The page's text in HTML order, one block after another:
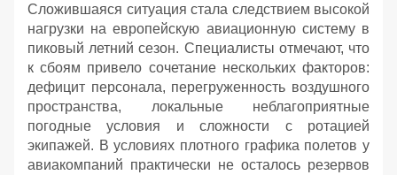
Сложившаяся ситуация стала следствием высокой
нагрузки на европейскую авиационную систему в
пиковый летний сезон. Специалисты отмечают, что
к сбоям привело сочетание нескольких факторов:
дефицит персонала, перегруженность воздушного
пространства, локальные неблагоприятные
погодные условия и сложности с ротацией
экипажей. В условиях плотного графика полетов у
авиакомпаний практически не осталось резервов